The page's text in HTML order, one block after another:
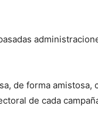
de forma
de cada